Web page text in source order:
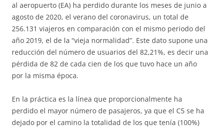
al aeropuerto (EA) ha perdido durante los meses de junio a
agosto de 2020, el verano del coronavirus, un total de
256.131 viajeros en comparación con el mismo periodo del
año 2019, el de la “vieja normalidad”. Este dato supone una
reducción del número de usuarios del 82,21%, es decir una
pérdida de 82 de cada cien de los que tuvo hace un año
por la misma época.
En la práctica es la línea que proporcionalmente ha
perdido el mayor número de pasajeros, ya que el C5 se ha
dejado por el camino la totalidad de los que tenía (100%)